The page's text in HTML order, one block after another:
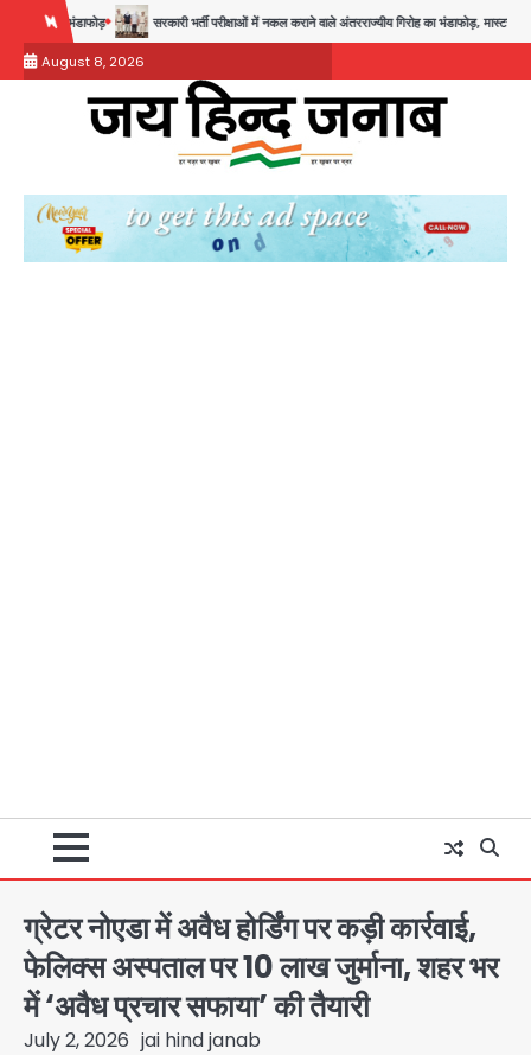
content
सरकारी भर्ती परीक्षाओं में नकल कराने वाले अंतरराज्यीय गिरोह का भंडाफोड़, मास्टरमाइंड समेत 7 गिरफ्तार
August 8, 2026
ग्रेटर नोएडा में अवैध होर्डिंग पर कड़ी कार्रवाई,
फेलिक्स अस्पताल पर 10 लाख जुर्माना, शहर भर
में ‘अवैध प्रचार सफाया’ की तैयारी
July 2, 2026 jai hind janab